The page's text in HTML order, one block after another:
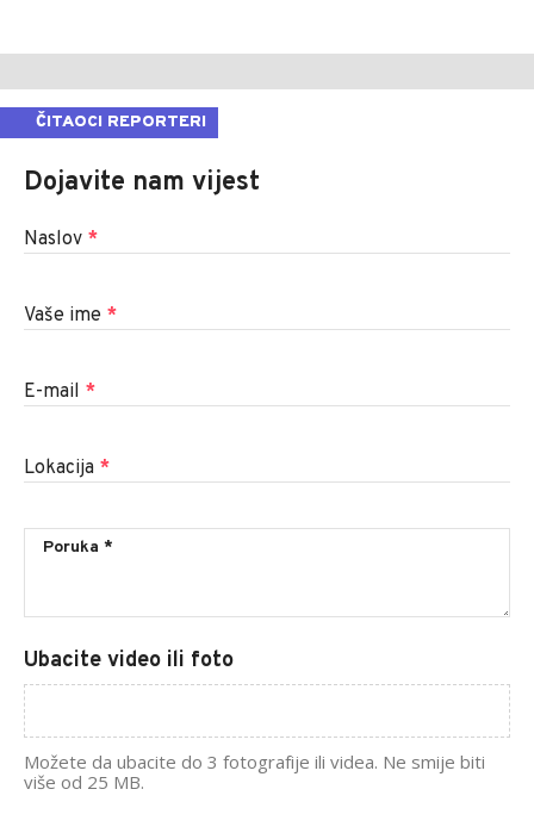
ČITAOCI REPORTERI
Dojavite nam vijest
Naslov *
Vaše ime *
E-mail *
Lokacija *
Ubacite video ili foto
Možete da ubacite do 3 fotografije ili videa. Ne smije biti
više od 25 MB.